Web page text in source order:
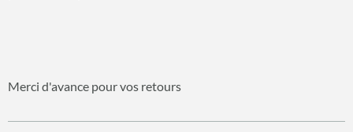
Merci d'avance pour vos retours